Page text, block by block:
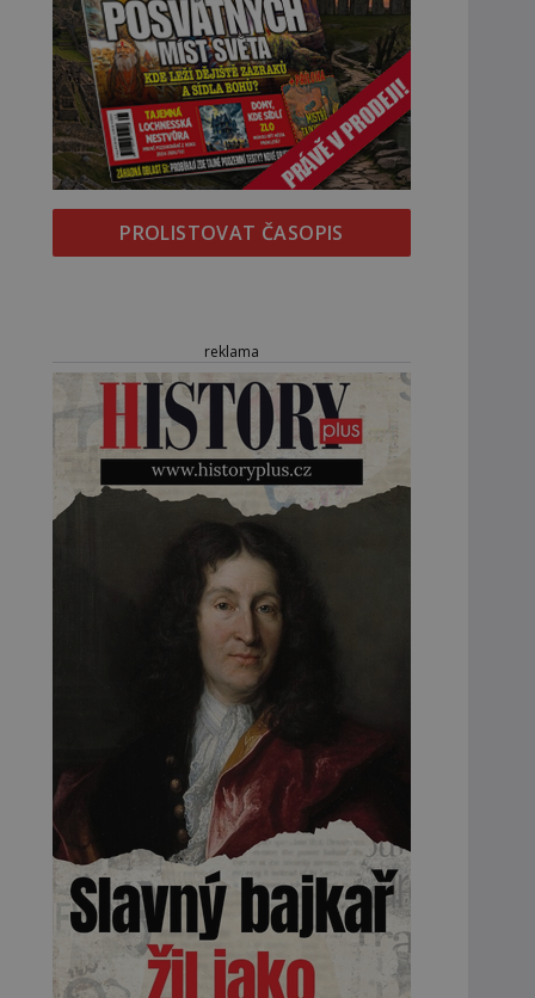
PROLISTOVAT ČASOPIS
reklama